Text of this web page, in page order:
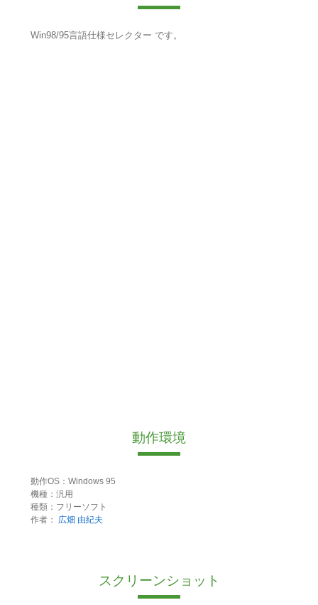
Win98/95言語仕様セレクター です。
動作環境
動作OS：Windows 95
機種：汎用
種類：フリーソフト
作者：
広畑 由紀夫
スクリーンショット